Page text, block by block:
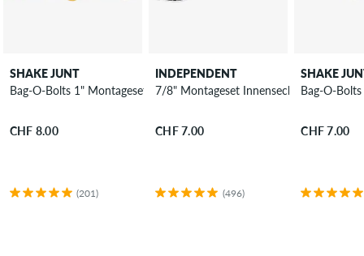
SHAKE JUNT
Bag-O-Bolts 1" Montageset Kreuzschlitz
CHF 8.00
(201)
INDEPENDENT
7/8" Montageset Innensechskant
CHF 7.00
(496)
SHAKE
Bag-O-
CHF 7.00